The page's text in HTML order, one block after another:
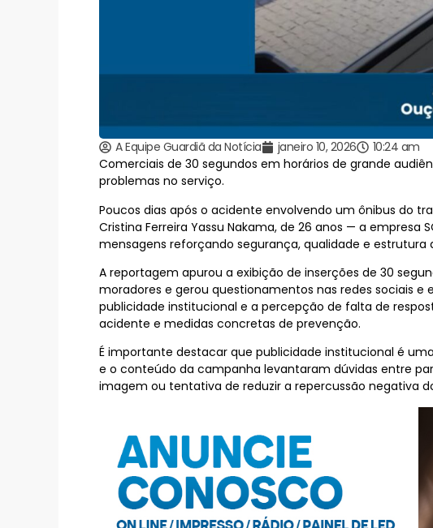
A Equipe Guardiã da Notícia janeiro 10, 2026
10:24 am
Comerciais de 30 segundos em horários de grande
problemas no serviço.
Poucos dias após o acidente envolvendo um ônibus do
Cristina Ferreira Yassu Nakama, de 26 anos — a
mensagens reforçando segurança, qualidade e estrutura
A reportagem apurou a exibição de inserções de 30
moradores e gerou questionamentos nas redes sociais
publicidade institucional e a percepção de falta de
acidente e medidas concretas de prevenção.
É importante destacar que publicidade institucional é
e o conteúdo da campanha levantaram dúvidas entre
imagem ou tentativa de reduzir a repercussão negativa